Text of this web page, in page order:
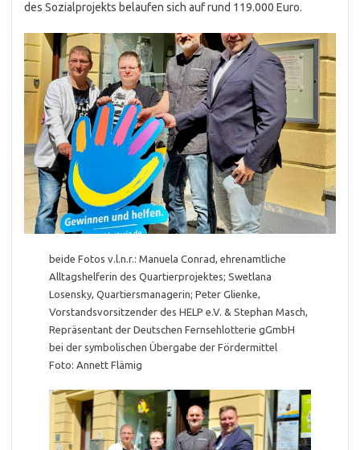
des Sozialprojekts belaufen sich auf rund 119.000 Euro.
beide Fotos v.l.n.r.: Manuela Conrad, ehrenamtliche
Alltagshelferin des Quartierprojektes; Swetlana
Losensky, Quartiersmanagerin; Peter Glienke,
Vorstandsvorsitzender des HELP e.V. & Stephan Masch,
Repräsentant der Deutschen Fernsehlotterie gGmbH
bei der symbolischen Übergabe der Fördermittel
Foto: Annett Flämig